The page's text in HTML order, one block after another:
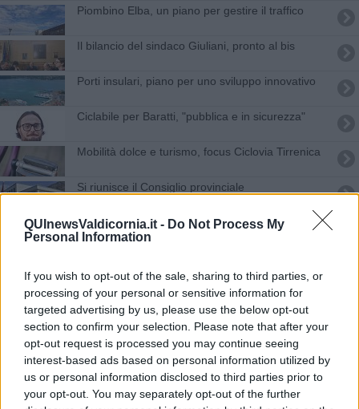
QUInewsValdicornia.it - Do Not Process My
Personal Information
If you wish to opt-out of the sale, sharing to third parties, or
processing of your personal or sensitive information for
targeted advertising by us, please use the below opt-out
section to confirm your selection. Please note that after your
opt-out request is processed you may continue seeing
interest-based ads based on personal information utilized by
us or personal information disclosed to third parties prior to
your opt-out. You may separately opt-out of the further
Piombino Elba, un piano per gestire il traffico
Il bilancio del sindaco Giuliani, pronto al bis
Porti insulari, piano per uno sviluppo innovativo
Ciclabile per Baratti, "pubblica e in sicurezza"
Mobilità dolce e turismo, focus Ciclovia Tirrenica
Si riunisce il Consiglio provinciale
Ciclovie, un bando per i piccoli Comuni
Traghetti isole minori, "abolire il limite del 50% dei
passeggeri"
Comune e associazioni insieme per il turismo
Maxi progetto per un borgo più attrattivo
Suvereto guarda al 2026 e presenta il progetto